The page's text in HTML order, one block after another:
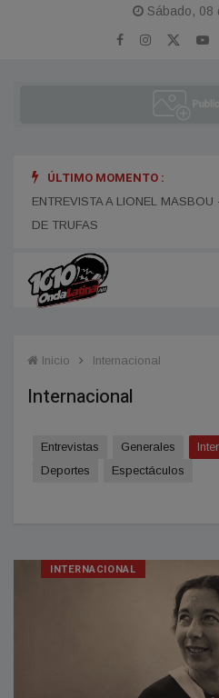
Sábado, 08
ÚLTIMO MOMENTO :
DE TRUFAS
ENTREVISTA A NICOLAS
Inicio Internacional
Internacional
Entrevistas Generales
Deportes
Espectáculos
INTERNACIONAL